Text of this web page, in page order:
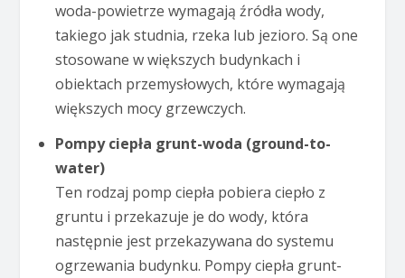
woda-powietrze wymagają źródła wody,
takiego jak studnia, rzeka lub jezioro. Są one
stosowane w większych budynkach i
obiektach przemysłowych, które wymagają
większych mocy grzewczych.
Pompy ciepła grunt-woda (ground-to-
water)
Ten rodzaj pomp ciepła pobiera ciepło z
gruntu i przekazuje je do wody, która
następnie jest przekazywana do systemu
ogrzewania budynku. Pompy ciepła grunt-